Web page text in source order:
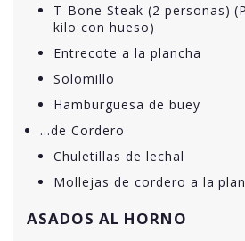
T-Bone Steak (2 personas)
kilo con hueso)
Entrecote a la plancha
Solomillo
Hamburguesa de buey
…de Cordero
Chuletillas de lechal
Mollejas de cordero a la
ASADOS AL HORNO